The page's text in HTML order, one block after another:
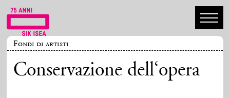
Fondi di artisti
Conservazione dell‘opera